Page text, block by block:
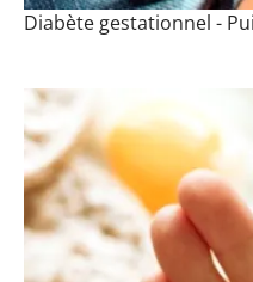
Diabète gestationnel -